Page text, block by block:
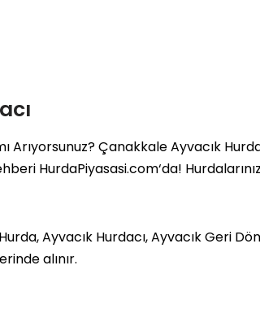
Arıyorsunuz? Çanakkale Ayvacık
HurdaPiyasasi.com‘da!
Ayvacık Hurdacı, Ayvacık Geri
alınır.